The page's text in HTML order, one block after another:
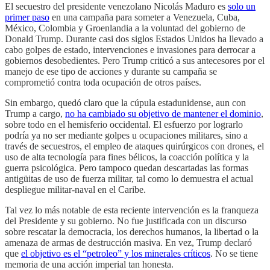
El secuestro del presidente venezolano Nicolás Maduro es solo un
primer paso en una campaña para someter a Venezuela, Cuba,
México, Colombia y Groenlandia a la voluntad del gobierno de
Donald Trump. Durante casi dos siglos Estados Unidos ha llevado a
cabo golpes de estado, intervenciones e invasiones para derrocar a
gobiernos desobedientes. Pero Trump criticó a sus antecesores por el
manejo de ese tipo de acciones y durante su campaña se
comprometió contra toda ocupación de otros países.
Sin embargo, quedó claro que la cúpula estadunidense, aun con
Trump a cargo, no ha cambiado su objetivo de mantener el dominio,
sobre todo en el hemisferio occidental. El esfuerzo por lograrlo
podría ya no ser mediante golpes u ocupaciones militares, sino a
través de secuestros, el empleo de ataques quirúrgicos con drones, el
uso de alta tecnología para fines bélicos, la coacción política y la
guerra psicológica. Pero tampoco quedan descartadas las formas
antigüitas de uso de fuerza militar, tal como lo demuestra el actual
despliegue militar-naval en el Caribe.
Tal vez lo más notable de esta reciente intervención es la franqueza
del Presidente y su gobierno. No fue justificada con un discurso
sobre rescatar la democracia, los derechos humanos, la libertad o la
amenaza de armas de destrucción masiva. En vez, Trump declaró
que el objetivo es el “petroleo” y los minerales críticos. No se tiene
memoria de una acción imperial tan honesta.